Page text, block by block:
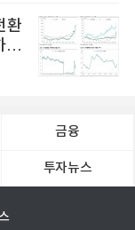
환
나
금융
투자뉴스